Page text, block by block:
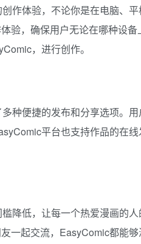
作体验，不论你是在电脑、
验，确保用户无论在哪种设
，进行创作。
种便捷的发布和分享选项。
平台也支持作品的在
降低，让每一个热爱漫画的
一起交流，EasyComic都能